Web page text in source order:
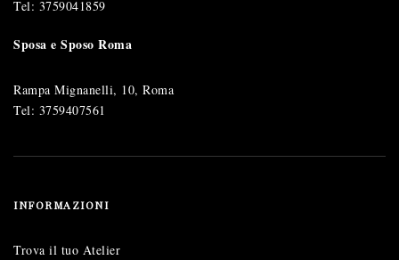
Tel: 3759041859
Sposa e Sposo Roma
Rampa Mignanelli, 10, Roma
Tel: 3759407561
INFORMAZIONI
Trova il tuo Atelier